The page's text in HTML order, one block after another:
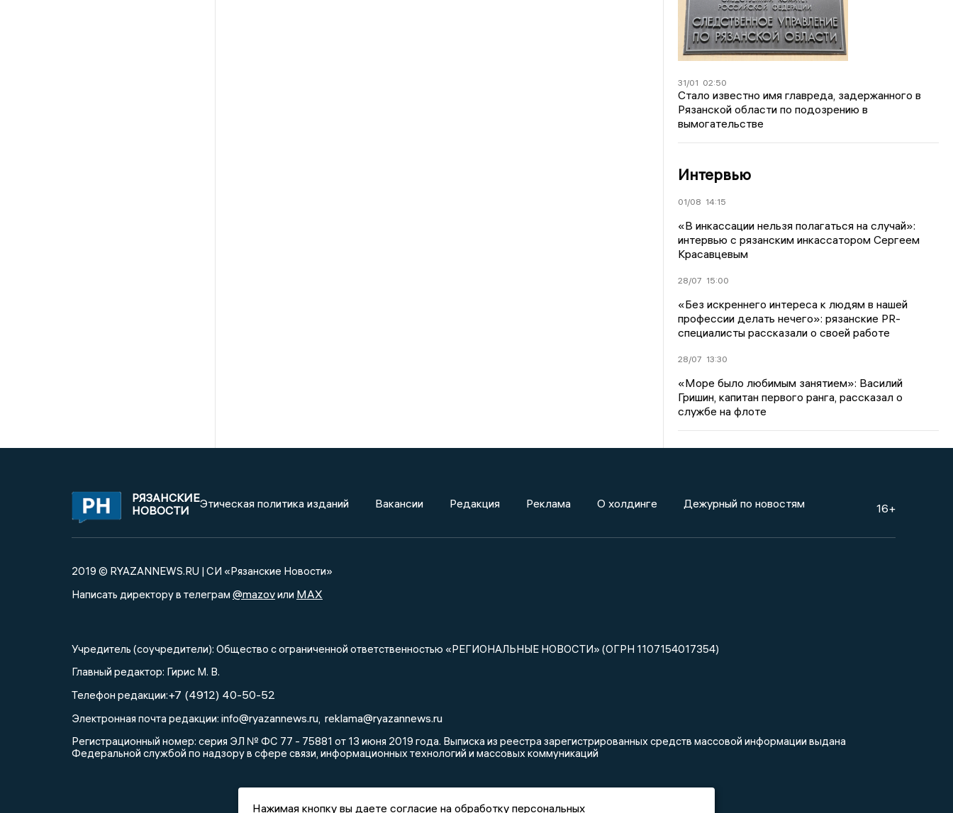
31/01 02:50
Стало известно имя главреда, задержанного в
Рязанской области по подозрению в
вымогательстве
Интервью
01/08 14:15
«В инкассации нельзя полагаться на случай»:
интервью с рязанским инкассатором Сергеем
Красавцевым
28/07 15:00
«Без искреннего интереса к людям в нашей
профессии делать нечего»: рязанские PR-
специалисты рассказали о своей работе
28/07 13:30
«Море было любимым занятием»: Василий
Гришин, капитан первого ранга, рассказал о
службе на флоте
РЯЗАНСКИЕ
НОВОСТИ
Этическая политика изданий Вакансии Редакция Реклама О холдинге Дежурный по новостям 16+
2019 © RYAZANNEWS.RU | СИ «Рязанские Новости»
Написать директору в телеграм @mazovили MAX
Учредитель (соучредители): Общество с ограниченной ответственностью «РЕГИОНАЛЬНЫЕ НОВОСТИ» (ОГРН 1107154017354)
Главный редактор: Гирис М. В.
Телефон редакции:+7 (4912) 40-50-52
Электронная почта редакции: info@ryazannews.ru reklama@ryazannews.ru
Регистрационный номер: серия ЭЛ № ФС 77 - 75881 от 13 июня 2019 года. Выписка из реестра зарегистрированных средств массовой информации выдана
Федеральной службой по надзору в сфере связи, информационных технологий и массовых коммуникаций
Нажимая кнопку вы даете согласие на обработку персональных